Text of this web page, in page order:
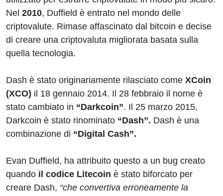
Nel 2010, Duffield è entrato nel mondo delle
criptovalute. Rimase affascinato dal bitcoin e decise
di creare una criptovaluta migliorata basata sulla
quella tecnologia.
Dash è stato originariamente rilasciato come XCoin
(XCO) il 18 gennaio 2014. Il 28 febbraio il nome è
stato cambiato in “Darkcoin”. Il 25 marzo 2015,
Darkcoin è stato rinominato “Dash”. Dash è una
combinazione di “Digital Cash”.
Evan Duffield, ha attribuito questo a un bug creato
quando il codice Litecoin è stato biforcato per
creare Dash, “che convertiva erroneamente la